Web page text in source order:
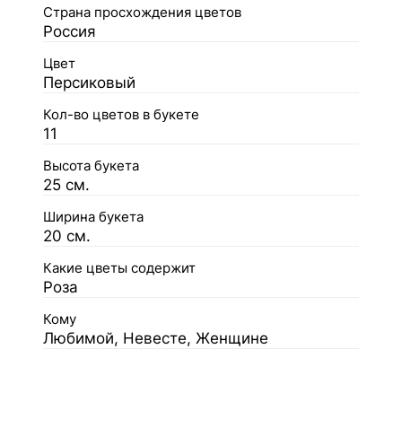
Страна просхождения цветов
Россия
Цвет
Персиковый
Кол-во цветов в букете
11
Высота букета
25 см.
Ширина букета
20 см.
Какие цветы содержит
Роза
Кому
Любимой, Невесте, Женщине